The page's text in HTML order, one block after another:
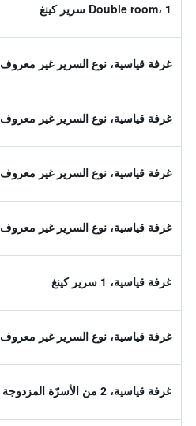
Double room، 1 سرير كينغ
غرفة قياسية، نوع السرير غير معروف
غرفة قياسية، نوع السرير غير معروف
غرفة قياسية، نوع السرير غير معروف
غرفة قياسية، نوع السرير غير معروف
غرفة قياسية، 1 سرير كينغ
غرفة قياسية، نوع السرير غير معروف
غرفة قياسية، 2 من الأسرّة المزدوجة